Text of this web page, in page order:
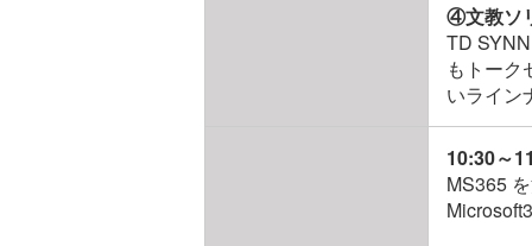
④文教ソ
TD
もトーク
いライン
10:30～
MS365